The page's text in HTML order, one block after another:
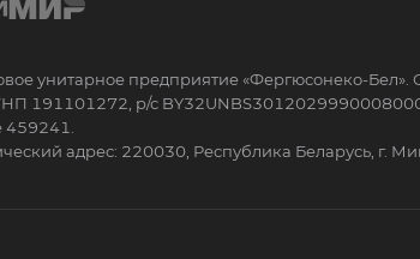
унитарное предприятие «Фергюсонеко-
191101272, р/с
459241.
адрес: 220030, Республика Беларусь, г.